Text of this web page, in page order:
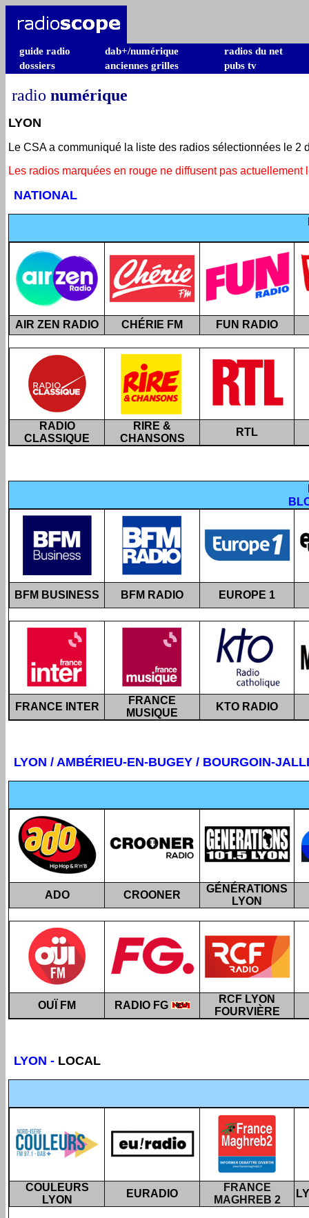
guide radio dab+/numérique
radios du net
dossiers
anciennes grilles pubs tv
radio numérique
LYON
Le CSA a communiqué la liste des radios sélectionnées le
Les radios marquées en rouge ne diffusent pas actuellement
NATIONAL
AIR ZEN RADIO CHÉRIE FM FUN RADIO
RADIO
CLASSIQUE
RIRE &
CHANSONS
RTL
BFM BUSINESS BFM RADIO EUROPE 1
FRANCE INTER
FRANCE
MUSIQUE
KTO RADIO
LYON / AMBÉRIEU-EN-BUGEY / BOURGOIN-
ADO CROONER
GÉNÉRATIONS
LYON
OUÏ FM RADIO FG
RCF LYON
FOURVIÈRE
LYON - LOCAL
COULEURS
LYON
EURADIO
FRANCE
MAGHREB 2